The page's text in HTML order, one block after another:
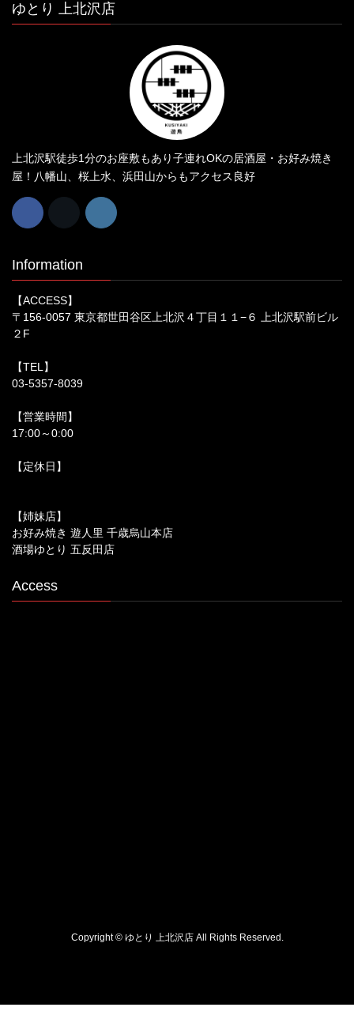
ゆとり 上北沢店
上北沢駅徒歩1分のお座敷もあり子連れOKの居酒屋・お好み焼き
屋！八幡山、桜上水、浜田山からもアクセス良好
Information
【ACCESS】
〒156-0057 東京都世田谷区上北沢４丁目１１−６ 上北沢駅前ビル
２F
【TEL】
03-5357-8039
【営業時間】
17:00～0:00
【定休日】
【姉妹店】
お好み焼き 遊人里 千歳烏山本店
酒場ゆとり 五反田店
Access
Copyright © ゆとり 上北沢店 All Rights Reserved.